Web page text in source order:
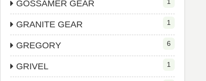
GOSSAMER GEAR 1
GRANITE GEAR 1
GREGORY 6
GRIVEL 1